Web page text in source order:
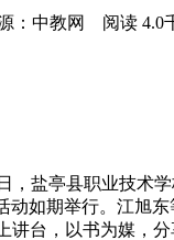
：中教网 阅读 4.0
，盐亭县职业技术
动如期举行。江旭
讲台，以书为媒，